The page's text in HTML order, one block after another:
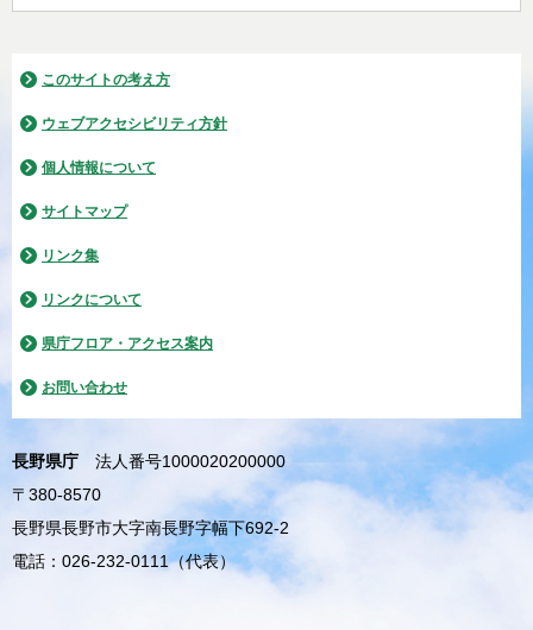
このサイトの考え方
ウェブアクセシビリティ方針
個人情報について
サイトマップ
リンク集
リンクについて
県庁フロア・アクセス案内
お問い合わせ
長野県庁
法人番号1000020200000
〒380-8570
長野県長野市大字南長野字幅下692-2
電話：026-232-0111（代表）